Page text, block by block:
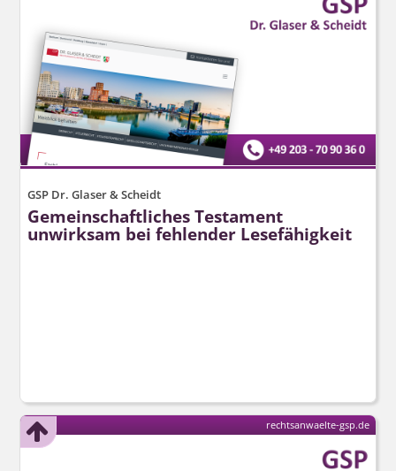
GSP Dr. Glaser & Scheidt
Gemeinschaftliches Testament
unwirksam bei fehlender Lesefähigkeit
rechtsanwaelte-gsp.de